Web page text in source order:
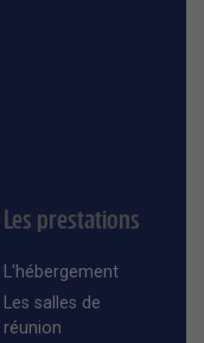
Les prestations
L'hébergement
Les salles de
réunion